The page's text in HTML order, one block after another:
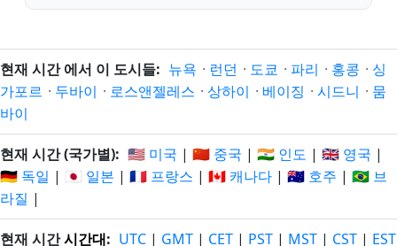
현재 시간 에서 이 도시들: 뉴욕 · 런던 · 도쿄 · 파리 · 홍콩 · 싱
가포르 · 두바이 · 로스앤젤레스 · 상하이 · 베이징 · 시드니 · 뭄
바이
현재 시간 (국가별): 🇺🇸 미국 | 🇨🇳 중국 | 🇮🇳 인도 | 🇬🇧 영국 |
🇩🇪 독일 | 🇯🇵 일본 | 🇫🇷 프랑스 | 🇨🇦 캐나다 | 🇦🇺 호주 | 🇧🇷 브
라질 |
현재 시간시간대: UTC | GMT | CET | PST | MST | CST | EST